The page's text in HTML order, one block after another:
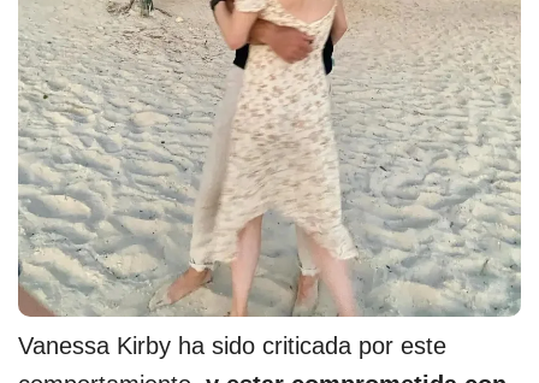
Vanessa Kirby ha sido criticada por este